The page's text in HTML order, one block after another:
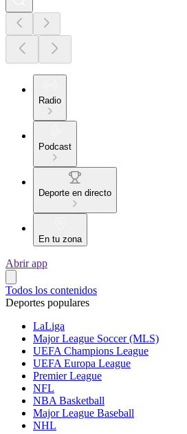
Radio
Podcast
Deporte en directo
En tu zona
Abrir app
Todos los contenidos
Deportes populares
LaLiga
Major League Soccer (MLS)
UEFA Champions League
UEFA Europa League
Premier League
NFL
NBA Basketball
Major League Baseball
NHL